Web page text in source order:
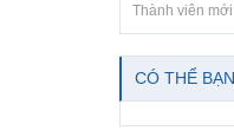
Thành viên
CÓ THỂ